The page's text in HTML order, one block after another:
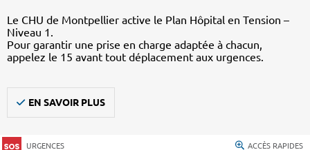
Le CHU de Montpellier active le Plan Hôpital en Tension –
Niveau 1.
Pour garantir une prise en charge adaptée à chacun,
appelez le 15 avant tout déplacement aux urgences.
EN SAVOIR PLUS
URGENCES ACCÈS RAPIDES